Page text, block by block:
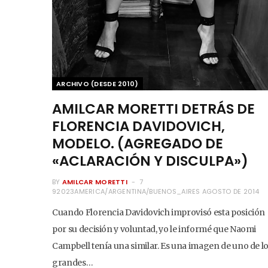
ARCHIVO (DESDE 2010)
AMILCAR MORETTI DETRÁS DE
FLORENCIA DAVIDOVICH,
MODELO. (AGREGADO DE
«ACLARACIÓN Y DISCULPA»)
BY AMILCAR MORETTI
7
92023AMERICA/ARGENTINA/BUENOS_AIRES AGOSTO DE 2014
Cuando Florencia Davidovich improvisó esta posición
por su decisión y voluntad, yo le informé que Naomi
Campbell tenía una similar. Es una imagen de uno de
grandes…